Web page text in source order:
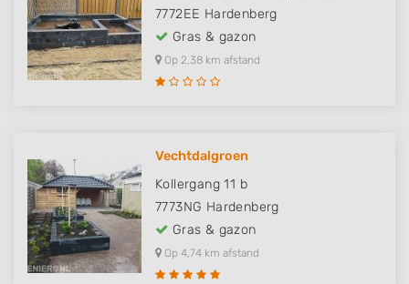
7772EE Hardenberg
Gras & gazon
Op 2,38 km afstand
Vechtdalgroen
Kollergang 11 b
7773NG Hardenberg
Gras & gazon
Op 4,74 km afstand